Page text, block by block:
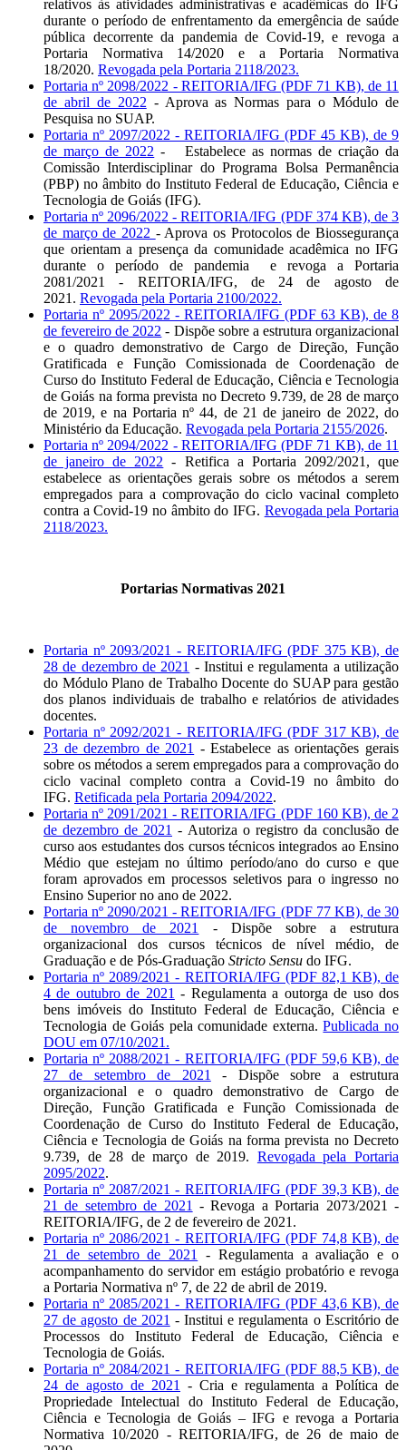
relativos às atividades administrativas e acadêmicas do IFG
durante o período de enfrentamento da emergência de saúde
pública decorrente da pandemia de Covid-19, e revoga a
Portaria Normativa 14/2020 e a Portaria Normativa
18/2020. Revogada pela Portaria 2118/2023.
Portaria nº 2098/2022 - REITORIA/IFG (PDF 71 KB), de 11
de abril de 2022 - Aprova as Normas para o Módulo de
Pesquisa no SUAP.
Portaria nº 2097/2022 - REITORIA/IFG (PDF 45 KB), de 9
de março de 2022 - Estabelece as normas de criação da
Comissão Interdisciplinar do Programa Bolsa Permanência
(PBP) no âmbito do Instituto Federal de Educação, Ciência e
Tecnologia de Goiás (IFG).
Portaria nº 2096/2022 - REITORIA/IFG (PDF 374 KB), de 3
de março de 2022 - Aprova os Protocolos de Biossegurança
que orientam a presença da comunidade acadêmica no IFG
durante o período de pandemia e revoga a Portaria
2081/2021 - REITORIA/IFG, de 24 de agosto de
2021. Revogada pela Portaria 2100/2022.
Portaria nº 2095/2022 - REITORIA/IFG (PDF 63 KB), de 8
de fevereiro de 2022 - Dispõe sobre a estrutura organizacional
e o quadro demonstrativo de Cargo de Direção, Função
Gratificada e Função Comissionada de Coordenação de
Curso do Instituto Federal de Educação, Ciência e Tecnologia
de Goiás na forma prevista no Decreto 9.739, de 28 de março
de 2019, e na Portaria nº 44, de 21 de janeiro de 2022, do
Ministério da Educação. Revogada pela Portaria 2155/2026.
Portaria nº 2094/2022 - REITORIA/IFG (PDF 71 KB), de 11
de janeiro de 2022 - Retifica a Portaria 2092/2021, que
estabelece as orientações gerais sobre os métodos a serem
empregados para a comprovação do ciclo vacinal completo
contra a Covid-19 no âmbito do IFG. Revogada pela Portaria
2118/2023.
Portarias Normativas 2021
Portaria nº 2093/2021 - REITORIA/IFG (PDF 375 KB), de
28 de dezembro de 2021 - Institui e regulamenta a utilização
do Módulo Plano de Trabalho Docente do SUAP para gestão
dos planos individuais de trabalho e relatórios de atividades
docentes.
Portaria nº 2092/2021 - REITORIA/IFG (PDF 317 KB), de
23 de dezembro de 2021 - Estabelece as orientações gerais
sobre os métodos a serem empregados para a comprovação do
ciclo vacinal completo contra a Covid-19 no âmbito do
IFG. Retificada pela Portaria 2094/2022.
Portaria nº 2091/2021 - REITORIA/IFG (PDF 160 KB), de 2
de dezembro de 2021 - Autoriza o registro da conclusão de
curso aos estudantes dos cursos técnicos integrados ao Ensino
Médio que estejam no último período/ano do curso e que
foram aprovados em processos seletivos para o ingresso no
Ensino Superior no ano de 2022.
Portaria nº 2090/2021 - REITORIA/IFG (PDF 77 KB), de 30
de novembro de 2021
- Dispõe sobre a estrutura
organizacional dos cursos técnicos de nível médio, de
Graduação e de Pós-Graduação Stricto Sensu do IFG.
Portaria nº 2089/2021 - REITORIA/IFG (PDF 82,1 KB), de
4 de outubro de 2021 - Regulamenta a outorga de uso dos
bens imóveis do Instituto Federal de Educação, Ciência e
Tecnologia de Goiás pela comunidade externa.Publicada no
DOU em 07/10/2021.
Portaria nº 2088/2021 - REITORIA/IFG (PDF 59,6 KB), de
27 de setembro de 2021
- Dispõe sobre a estrutura
organizacional e o quadro demonstrativo de Cargo de
Direção, Função Gratificada e Função Comissionada de
Coordenação de Curso do Instituto Federal de Educação,
Ciência e Tecnologia de Goiás na forma prevista no Decreto
9.739, de 28 de março de 2019. Revogada pela Portaria
2095/2022.
Portaria nº 2087/2021 - REITORIA/IFG (PDF 39,3 KB), de
21 de setembro de 2021 - Revoga a Portaria 2073/2021 -
REITORIA/IFG, de 2 de fevereiro de 2021.
Portaria nº 2086/2021 - REITORIA/IFG (PDF 74,8 KB), de
21 de setembro de 2021
- Regulamenta a avaliação e o
acompanhamento do servidor em estágio probatório e revoga
a Portaria Normativa nº 7, de 22 de abril de 2019.
Portaria nº 2085/2021 - REITORIA/IFG (PDF 43,6 KB), de
27 de agosto de 2021 - Institui e regulamenta o Escritório de
Processos do Instituto Federal de Educação, Ciência e
Tecnologia de Goiás.
Portaria nº 2084/2021 - REITORIA/IFG (PDF 88,5 KB), de
24 de agosto de 2021
- Cria e regulamenta a Política de
Propriedade Intelectual do Instituto Federal de Educação,
Ciência e Tecnologia de Goiás – IFG e revoga a Portaria
Normativa 10/2020 - REITORIA/IFG, de 26 de maio de